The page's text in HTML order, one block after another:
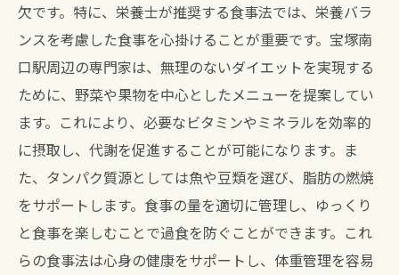
成功者の体験から学ぶ健康維持法
無理なく続けられるダイエット方法で新たな自
分を発見
続けられるダイエットのコツ
新しい習慣を身につけるためのヒント
達成感を育む小さな成果の積み上げ
継続することで見えてくる変化
ダイエットの楽しさを見つける方法
自己改革を促すダイエットチャレンジ
欠です。特に、栄養士が推奨する食事法では、栄養バラ
ンスを考慮した食事を心掛けることが重要です。宝塚南
口駅周辺の専門家は、無理のないダイエットを実現する
ために、野菜や果物を中心としたメニューを提案してい
ます。これにより、必要なビタミンやミネラルを効率的
に摂取し、代謝を促進することが可能になります。ま
た、タンパク質源としては魚や豆類を選び、脂肪の燃焼
をサポートします。食事の量を適切に管理し、ゆっくり
と食事を楽しむことで過食を防ぐことができます。これ
らの食事法は心身の健康をサポートし、体重管理を容易